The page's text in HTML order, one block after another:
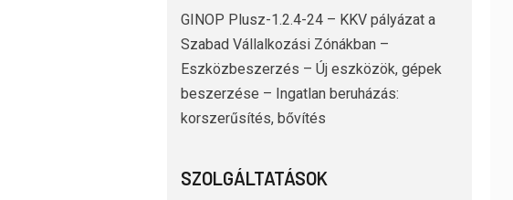
GINOP Plusz-1.2.4-24 – KKV pályázat a
Szabad Vállalkozási Zónákban –
Eszközbeszerzés – Új eszközök, gépek
beszerzése – Ingatlan beruházás:
korszerűsítés, bővítés
SZOLGÁLTATÁSOK